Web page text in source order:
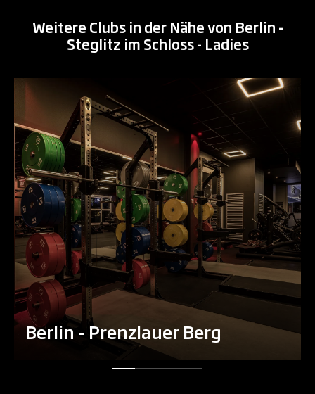
Weitere Clubs in der Nähe von Berlin -
Steglitz im Schloss - Ladies
Berlin - Prenzlauer Berg